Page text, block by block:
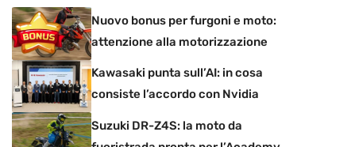
Nuovo bonus per furgoni e moto:
attenzione alla motorizzazione
Kawasaki punta sull’AI: in cosa
consiste l’accordo con Nvidia
Suzuki DR-Z4S: la moto da